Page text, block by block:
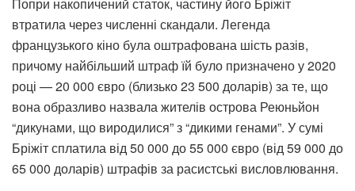
Попри накопичений статок, частину його Бріжіт
втратила через численні скандали. Легенда
французького кіно була оштрафована шість разів,
причому найбільший штраф їй було призначено у 2020
році — 20 000 євро (близько 23 500 доларів) за те, що
вона образливо назвала жителів острова Реюньйон
“дикунами, що виродилися” з “дикими генами”. У сумі
Бріжіт сплатила від 50 000 до 55 000 євро (від 59 000 до
65 000 доларів) штрафів за расистські висловлювання.